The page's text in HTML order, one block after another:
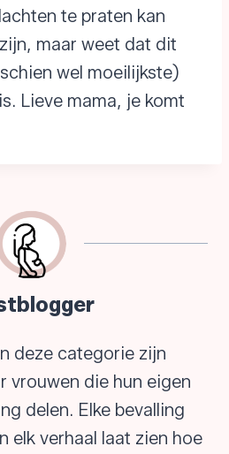
te praten kan
maar weet dat dit
wel moeilijkste)
Lieve mama, je komt
deze categorie zijn
vrouwen die hun eigen
delen. Elke bevalling
elk verhaal laat zien hoe